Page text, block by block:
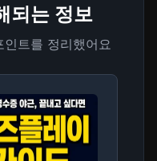
되는 정보
트를 정리했어요